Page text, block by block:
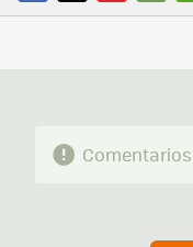
FACEBOOK
TWITTERFLIPBOARD
E-